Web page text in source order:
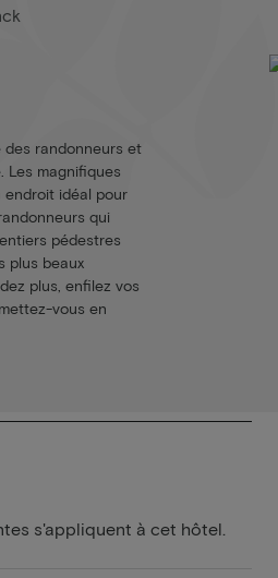
des randonneurs et
Les magnifiques
endroit idéal pour
qui
pédestres
plus beaux
plus, enfilez vos
vous en
s'appliquent à cet hôtel.